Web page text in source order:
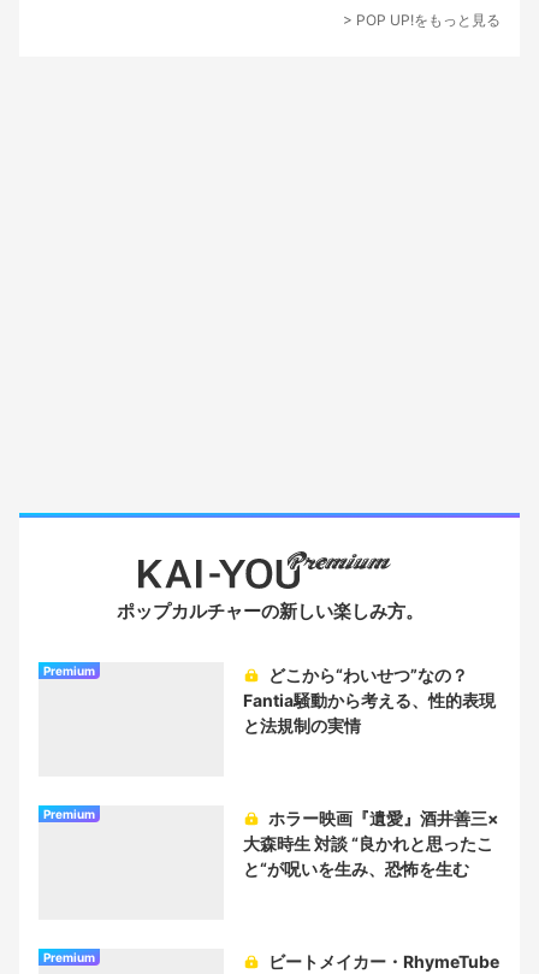
> POP UP!をもっと見る
ポップカルチャーの新しい楽しみ方。
Premium
Fantia騒動から考える、性的表現
と法規制の実情
Premium
大森時生 対談 “良かれと思ったこ
と“が呪いを生み、恐怖を生む
Premium